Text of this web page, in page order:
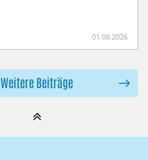
01.08.2026
Weitere Beiträge